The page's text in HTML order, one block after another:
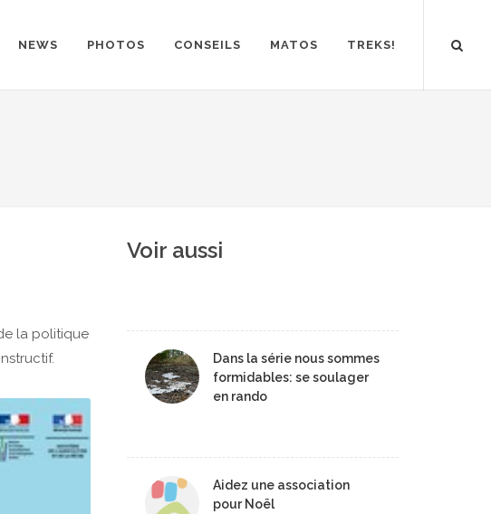
NEWS PHOTOS CONSEILS MATOS TREKS!
la politique
Voir aussi
Dans la série nous sommes
formidables: se soulager
en rando
Aidez une association
pour Noël